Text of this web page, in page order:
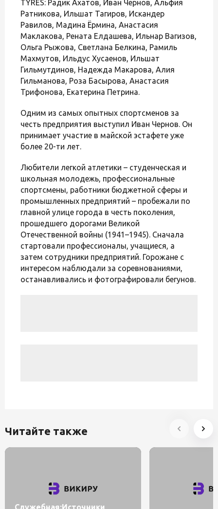
TYRES: Радик Ахатов, Иван Чернов, Альфия
Ратникова, Ильшат Тагиров, Искандер
Равилов, Мадина Ёрмина, Анастасия
Маклакова, Рената Елдашева, Ильнар Вагизов,
Ольга Рыжова, Светлана Белкина, Рамиль
Махмутов, Ильдус Хусаенов, Ильшат
Гильмутдинов, Надежда Макарова, Алия
Гильманова, Роза Басырова, Анастасия
Трифонова, Екатерина Петрина.
Одним из самых опытных спортсменов за
честь предприятия выступил Иван Чернов. Он
принимает участие в майской эстафете уже
более 20-ти лет.
Любители легкой атлетики – студенческая и
школьная молодежь, профессиональные
спортсмены, работники бюджетной сферы и
промышленных предприятий – пробежали по
главной улице города в честь поколения,
прошедшего дорогами Великой
Отечественной войны (1941–1945). Сначала
стартовали профессионалы, учащиеся, а
затем сотрудники предприятий. Горожане с
интересом наблюдали за соревнованиями,
останавливались и фотографировали бегунов.
Читайте также